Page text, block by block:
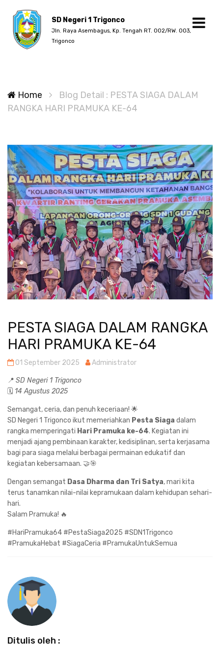
SD Negeri 1 Trigonco
Jln. Raya Asembagus, Kp. Tengah RT. 002/RW. 003,
Trigonco
Home
Blog Detail : PESTA SIAGA DALAM
RANGKA HARI PRAMUKA KE-64
PESTA SIAGA DALAM RANGKA
HARI PRAMUKA KE-64
01 September 2025 Administrator
📍 SD Negeri 1 Trigonco
🗓️ 14 Agustus 2025
Semangat, ceria, dan penuh keceriaan! 🌟
SD Negeri 1 Trigonco ikut memeriahkan Pesta Siaga dalam
rangka memperingati Hari Pramuka ke-64. Kegiatan ini
menjadi ajang pembinaan karakter, kedisiplinan, serta kerjasama
bagi para siaga melalui berbagai permainan edukatif dan
kegiatan kebersamaan. 🤝🎯
Dengan semangat Dasa Dharma dan Tri Satya, mari kita
terus tanamkan nilai-nilai kepramukaan dalam kehidupan sehari-
hari.
Salam Pramuka! 🔥
#HariPramuka64 #PestaSiaga2025 #SDN1Trigonco
#PramukaHebat #SiagaCeria #PramukaUntukSemua
Ditulis oleh :